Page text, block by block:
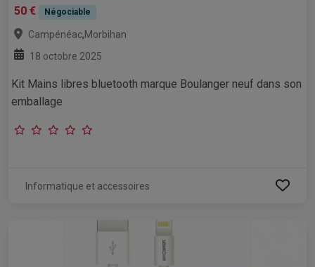
50 €
Négociable
Campénéac,Morbihan
18 octobre 2025
Kit Mains libres bluetooth marque Boulanger neuf dans son
emballage
Informatique et accessoires